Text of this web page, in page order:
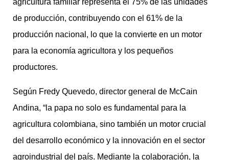
agricultura familiar representa el 75% de las unidades
de producción, contribuyendo con el 61% de la
producción nacional, lo que la convierte en un motor
para la economía agricultora y los pequeños
productores.
Según Fredy Quevedo, director general de McCain
Andina, “la papa no solo es fundamental para la
agricultura colombiana, sino también un motor crucial
del desarrollo económico y la innovación en el sector
agroindustrial del país. Mediante la colaboración, la